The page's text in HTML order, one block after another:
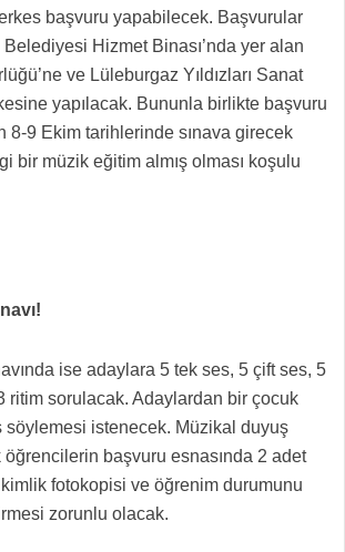
başvuru yapabilecek. Başvurular
Hizmet Binası’nda yer alan
ve Lüleburgaz Yıldızları Sanat
yapılacak. Bununla birlikte başvuru
8-9 Ekim tarihlerinde sınava girecek
bir müzik eğitim almış olması koşulu
ise adaylara 5 tek ses, 5 çift ses, 5
ritim sorulacak. Adaylardan bir çocuk
söylemesi istenecek. Müzikal duyuş
öğrencilerin başvuru esnasında 2 adet
fotokopisi ve öğrenim durumunu
zorunlu olacak.